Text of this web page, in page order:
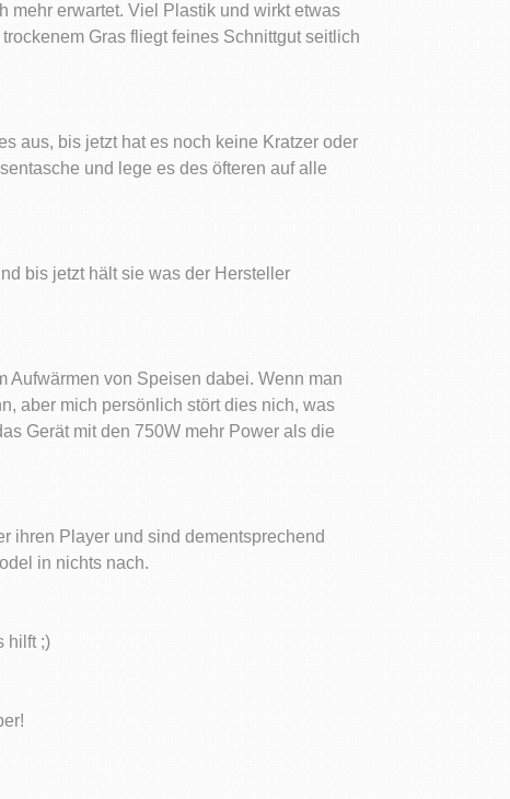
mehr erwartet. Viel Plastik und wirkt etwas
Gras fliegt feines Schnittgut seitlich
aus, bis jetzt hat es noch keine Kratzer oder
und lege es des öfteren auf alle
bis jetzt hält sie was der Hersteller
Aufwärmen von Speisen dabei. Wenn man
aber mich persönlich stört dies nich, was
Gerät mit den 750W mehr Power als die
ihren Player und sind dementsprechend
in nichts nach.
hilft ;)